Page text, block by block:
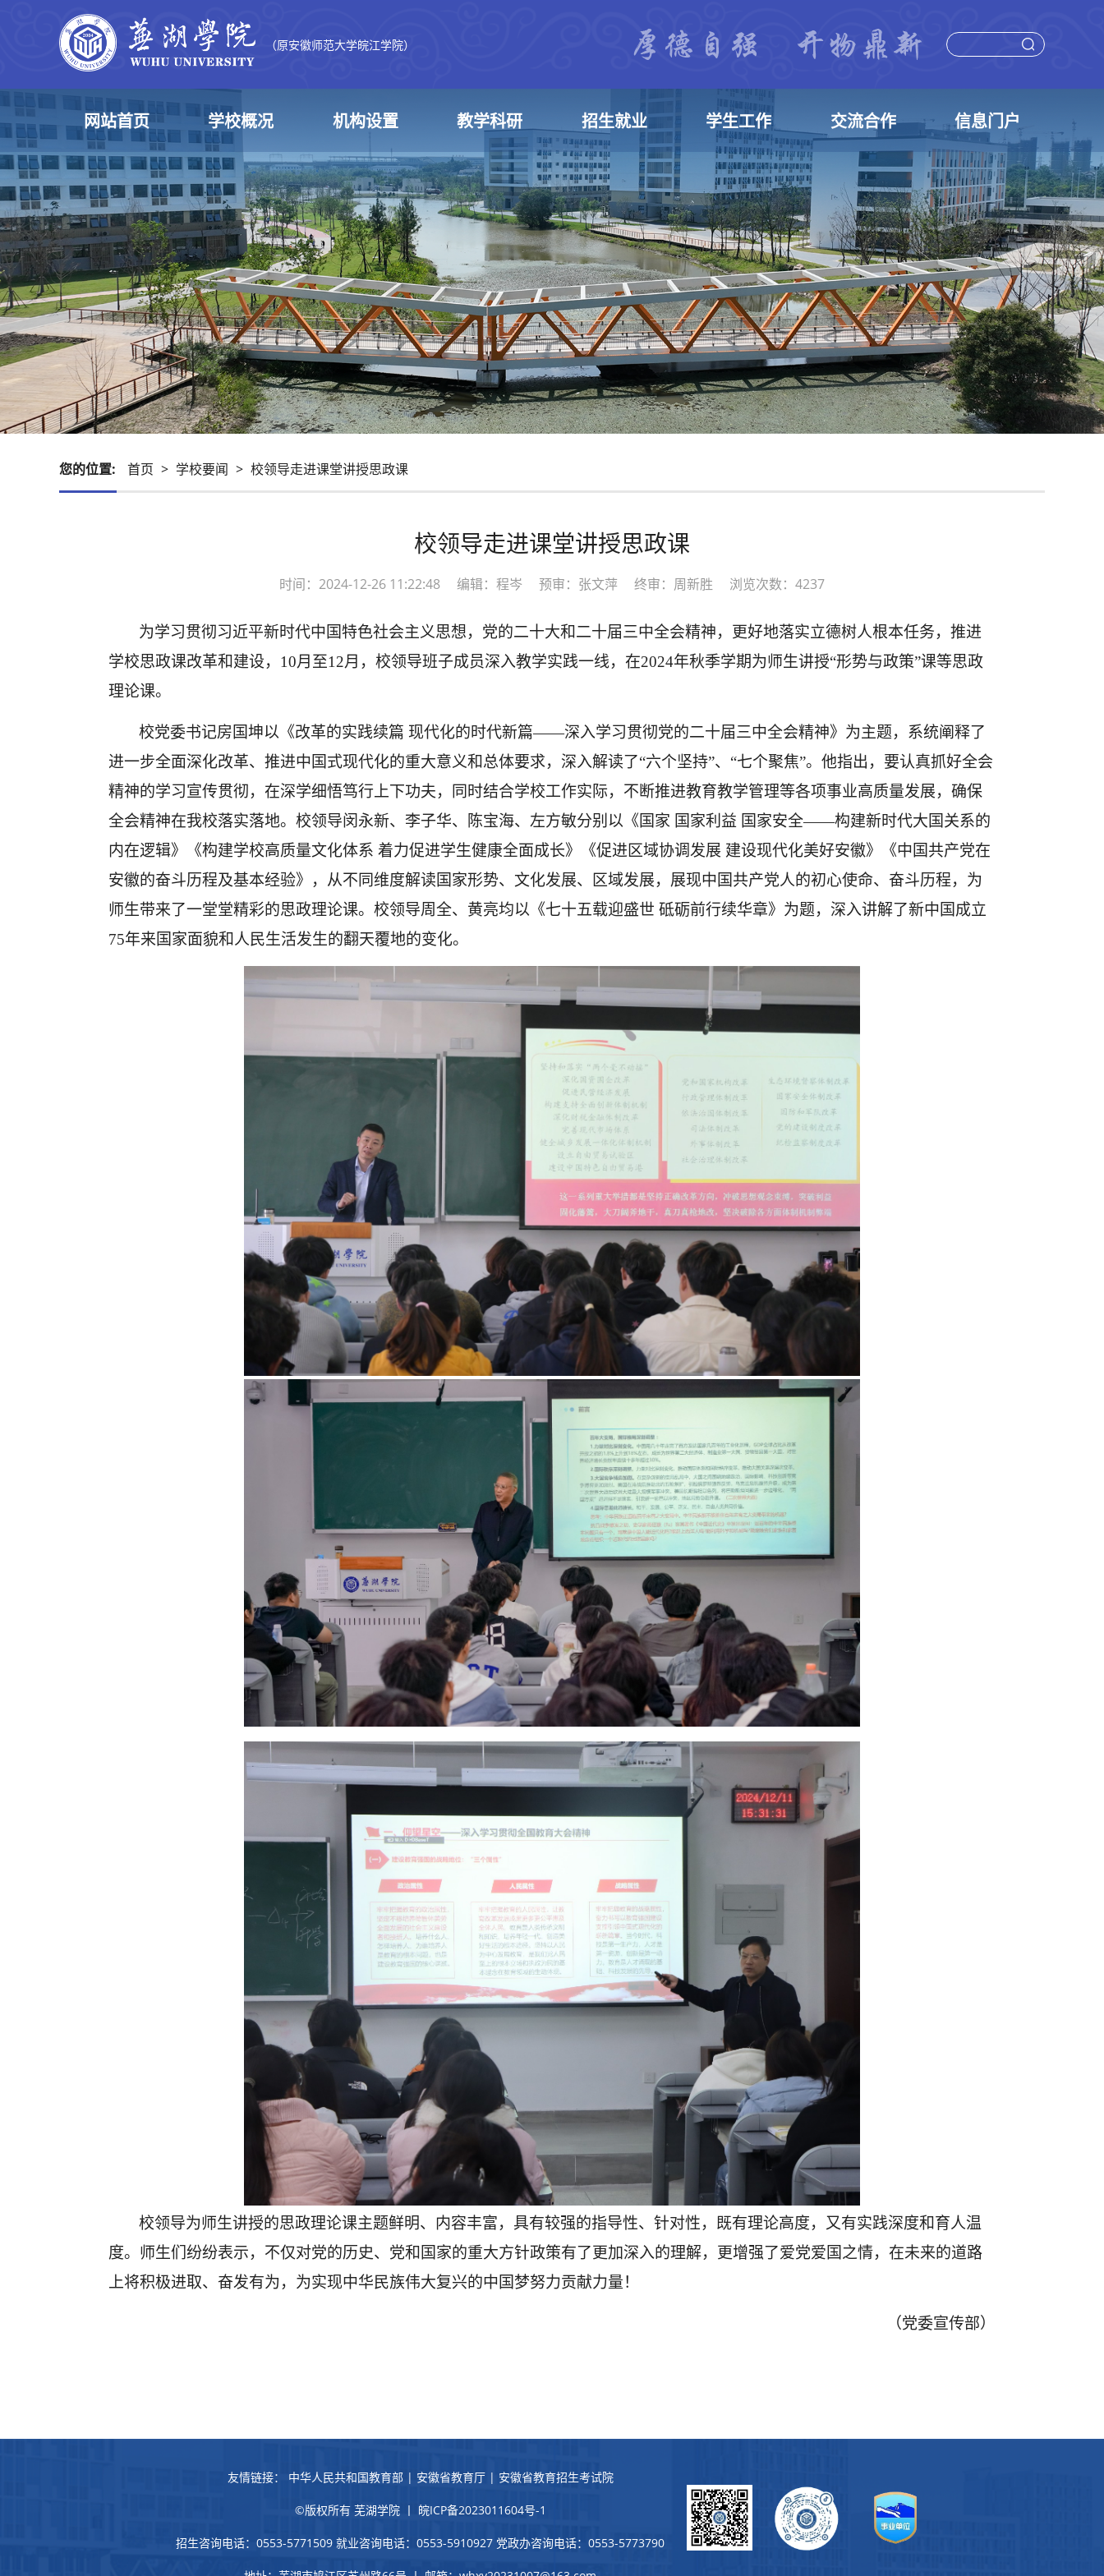
（原安徽师范大学皖江学院）
网站首页 学校概况 机构设置 教学科研 招生就业 学生工作 交流合作 信息门户
您的位置: 首页 > 学校要闻 > 校领导走进课堂讲授思政课
校领导走进课堂讲授思政课
时间：2024-12-26 11:22:48 编辑：程岑 预审：张文萍 终审：周新胜 浏览次数：4237
为学习贯彻习近平新时代中国特色社会主义思想， 党的二十大和二十届三中全会精神，更好地落实立德树人根本任务， 推进
学校思政课改革和建设， 10月至12月，校领导班子成员深入教学实践一线，在2024年秋季学期为师生讲授“形势与政策”课等思政
理论课。
校党委书记房国坤以《改革的实践续篇 现代化的时代新篇——深入学习贯彻党的二十届三中全会精神》为主题，系统阐释了
进一步全面深化改革、推进中国式现代化的重大意义和总体要求，深入解读了“六个坚持”、“七个聚焦”。他指出，要认真抓好全会
精神的学习宣传贯彻，在深学细悟笃行上下功夫，同时结合学校工作实际，不断推进教育教学管理等各项事业高质量发展，确保
全会精神在我校落实落地。 校领导闵永新、李子华、陈宝海、左方敏分别以《国家 国家利益 国家安全——构建新时代大国关系的
内在逻辑》《构建学校高质量文化体系 着力促进学生健康全面成长》《促进区域协调发展 建设现代化美好安徽》《中国共产党在
安徽的奋斗历程及基本经验》，从不同维度解读国家形势、文化发展、区域发展，展现中国共产党人的初心使命、奋斗历程， 为
师生带来了一堂堂精彩的思政理论课。校领导周全、黄亮均以《七十五载迎盛世 砥砺前行续华章》为题，深入讲解了新中国成立
75年来国家面貌和人民生活发生的翻天覆地的变化。
校领导为师生讲授的思政理论课主题鲜明、内容丰富，具有较强的指导性、针对性，
既有理论高度，又有实践深度和育人温
度。师生们纷纷表示，不仅对党的历史、党和国家的重大方针政策有了更加深入的理解，更增强了爱党爱国之情，在未来的道路
上将积极进取、奋发有为，为实现中华民族伟大复兴的中国梦努力贡献力量！
（党委宣传部）
友情链接： 中华人民共和国教育部| 安徽省教育厅| 安徽省教育招生考试院
©版权所有 芜湖学院 丨 皖ICP备2023011604号-1
招生咨询电话：0553-5771509 就业咨询电话：0553-5910927 党政办咨询电话：0553-5773790